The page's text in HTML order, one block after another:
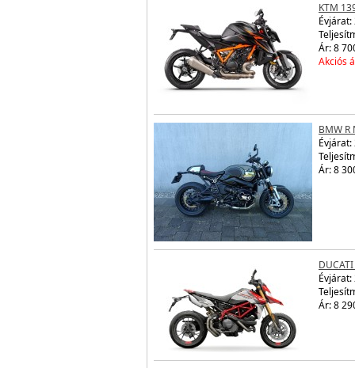
KTM
Évjárat:
Ár: 8
Akciós
BMW R
Évjárat:
Ár: 8
Évjárat:
Ár: 8